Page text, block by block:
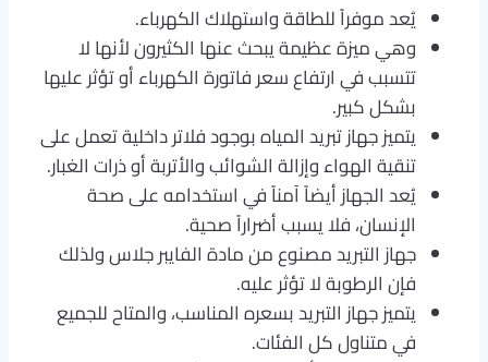
يُعد موفراً للطاقة واستهلاك الكهرباء.
وهي ميزة عظيمة يبحث عنها الكثيرون لأنها لا
تتسبب في ارتفاع سعر فاتورة الكهرباء أو تؤثر عليها
بشكل كبير.
يتميز جهاز تبريد المياه بوجود فلاتر داخلية تعمل على
تنقية الهواء وإزالة الشوائب والأتربة أو ذرات الغبار.
يُعد الجهاز أيضاً آمناً في استخدامه على صحة
الإنسان، فلا يسبب أضراراً صحية.
جهاز التبريد مصنوع من مادة الفايبر جلاس ولذلك
فإن الرطوبة لا تؤثر عليه.
يتميز جهاز التبريد بسعره المناسب، والمتاح للجميع
في متناول كل الفئات.